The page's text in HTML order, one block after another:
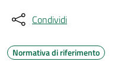
Condividi
Normativa di riferimento